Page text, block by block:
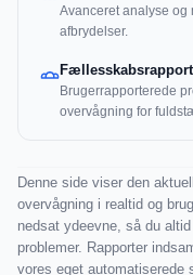
Avanceret analyse
afbrydelser.
Brugerrapporterede
overvågning for
Denne side viser den
overvågning i realtid og
nedsat ydeevne, så du
problemer. Rapporter
vores eget automatiserede